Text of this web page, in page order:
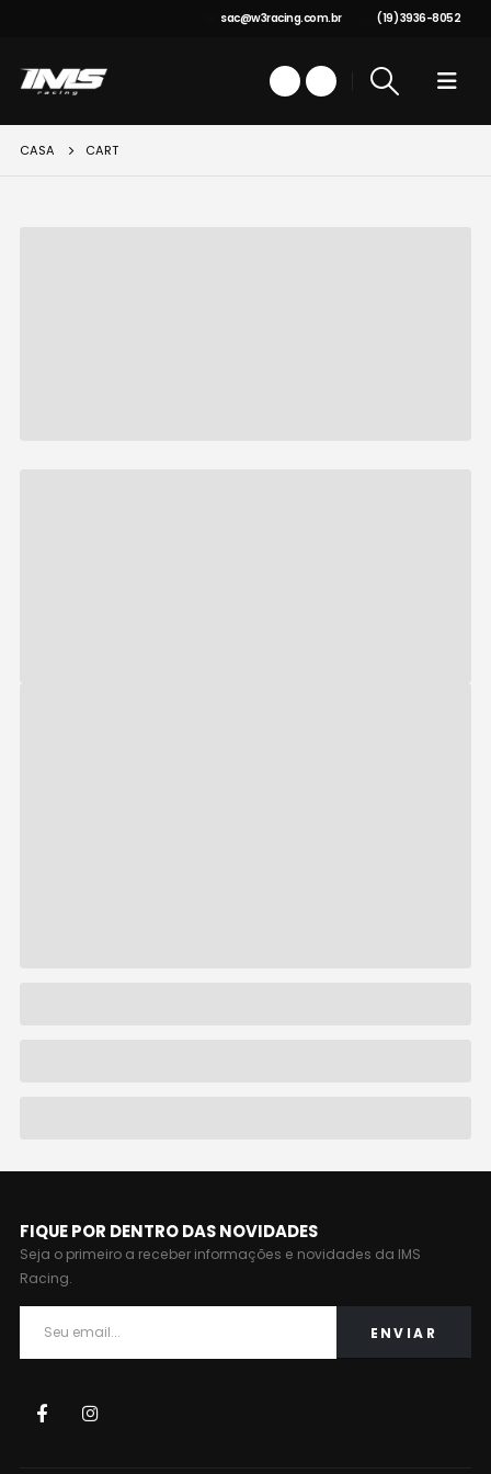
sac@w3racing.com.br (19) 3936-8052
CASA CART
FIQUE POR DENTRO DAS NOVIDADES
Seja o primeiro a receber informações e novidades da IMS
Racing.